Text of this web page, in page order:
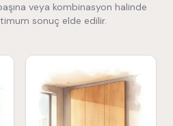
veya kombinasyon halinde
sonuç elde edilir.